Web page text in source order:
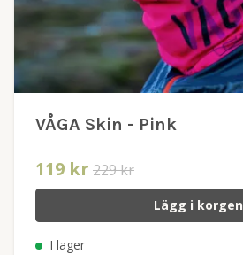
VÅGA Skin - Pink
119 kr 229 kr
Lägg i korgen
I lager